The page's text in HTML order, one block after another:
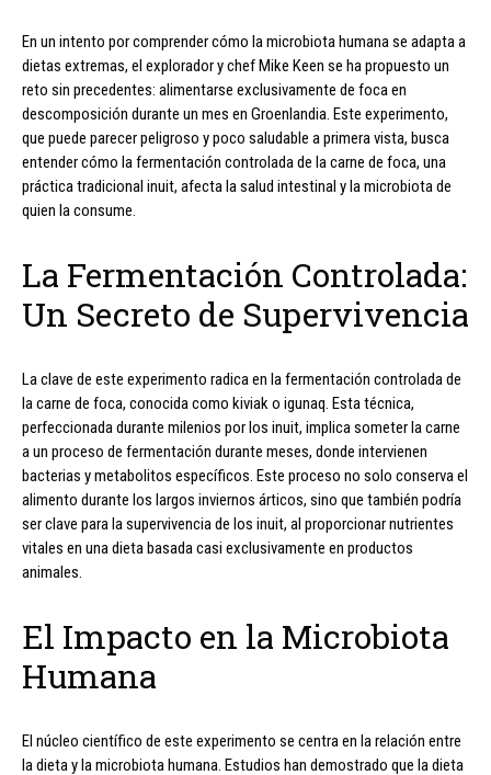
En un intento por comprender cómo la microbiota humana se adapta a
dietas extremas, el explorador y chef Mike Keen se ha propuesto un
reto sin precedentes: alimentarse exclusivamente de foca en
descomposición durante un mes en Groenlandia. Este experimento,
que puede parecer peligroso y poco saludable a primera vista, busca
entender cómo la fermentación controlada de la carne de foca, una
práctica tradicional inuit, afecta la salud intestinal y la microbiota de
quien la consume.
La Fermentación Controlada:
Un Secreto de Supervivencia
La clave de este experimento radica en la fermentación controlada de
la carne de foca, conocida como kiviak o igunaq. Esta técnica,
perfeccionada durante milenios por los inuit, implica someter la carne
a un proceso de fermentación durante meses, donde intervienen
bacterias y metabolitos específicos. Este proceso no solo conserva el
alimento durante los largos inviernos árticos, sino que también podría
ser clave para la supervivencia de los inuit, al proporcionar nutrientes
vitales en una dieta basada casi exclusivamente en productos
animales.
El Impacto en la Microbiota
Humana
El núcleo científico de este experimento se centra en la relación entre
la dieta y la microbiota humana. Estudios han demostrado que la dieta